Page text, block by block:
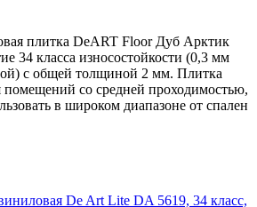
плитка DeART Floor Дуб Арктик
34 класса износостойкости (0,3 мм
с общей толщиной 2 мм. Плитка
помещений со средней проходимостью,
в широком диапазоне от спален